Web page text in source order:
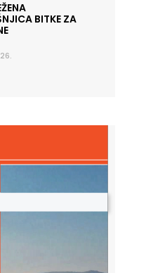
BITKE ZA